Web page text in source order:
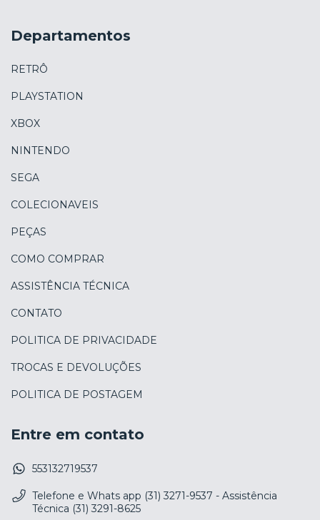
Departamentos
RETRÔ
PLAYSTATION
XBOX
NINTENDO
SEGA
COLECIONAVEIS
PEÇAS
COMO COMPRAR
ASSISTÊNCIA TÉCNICA
CONTATO
POLITICA DE PRIVACIDADE
TROCAS E DEVOLUÇÕES
POLITICA DE POSTAGEM
Entre em contato
553132719537
Telefone e Whats app (31) 3271-9537 - Assistência
Técnica (31) 3291-8625